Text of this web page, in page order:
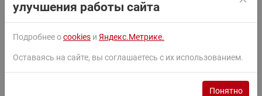
улучшения работы сайта
Подробнее оcookies и Яндекс.Метрике.
Оставаясь на сайте, вы соглашаетесь с их использованием.
Понятно